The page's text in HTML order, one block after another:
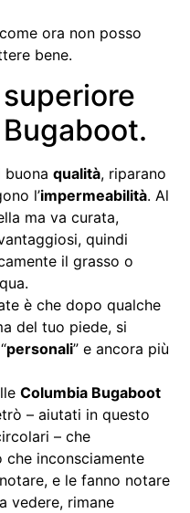
ora non posso
bene.
qualità, riparano
l’impermeabilità. Al
ma va curata,
quindi
il grasso o
è che dopo qualche
del tuo piede, si
personali” e ancora più
Columbia Bugaboot
– aiutati in questo
– che
che inconsciamente
e le fanno notare
vedere, rimane